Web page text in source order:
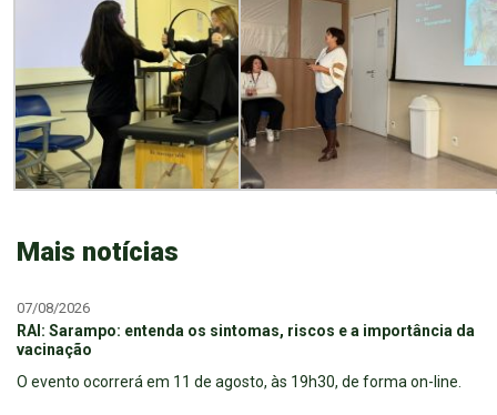
Mais notícias
07/08/2026
RAI: Sarampo: entenda os sintomas, riscos e a importância da
vacinação
O evento ocorrerá em 11 de agosto, às 19h30, de forma on-line.